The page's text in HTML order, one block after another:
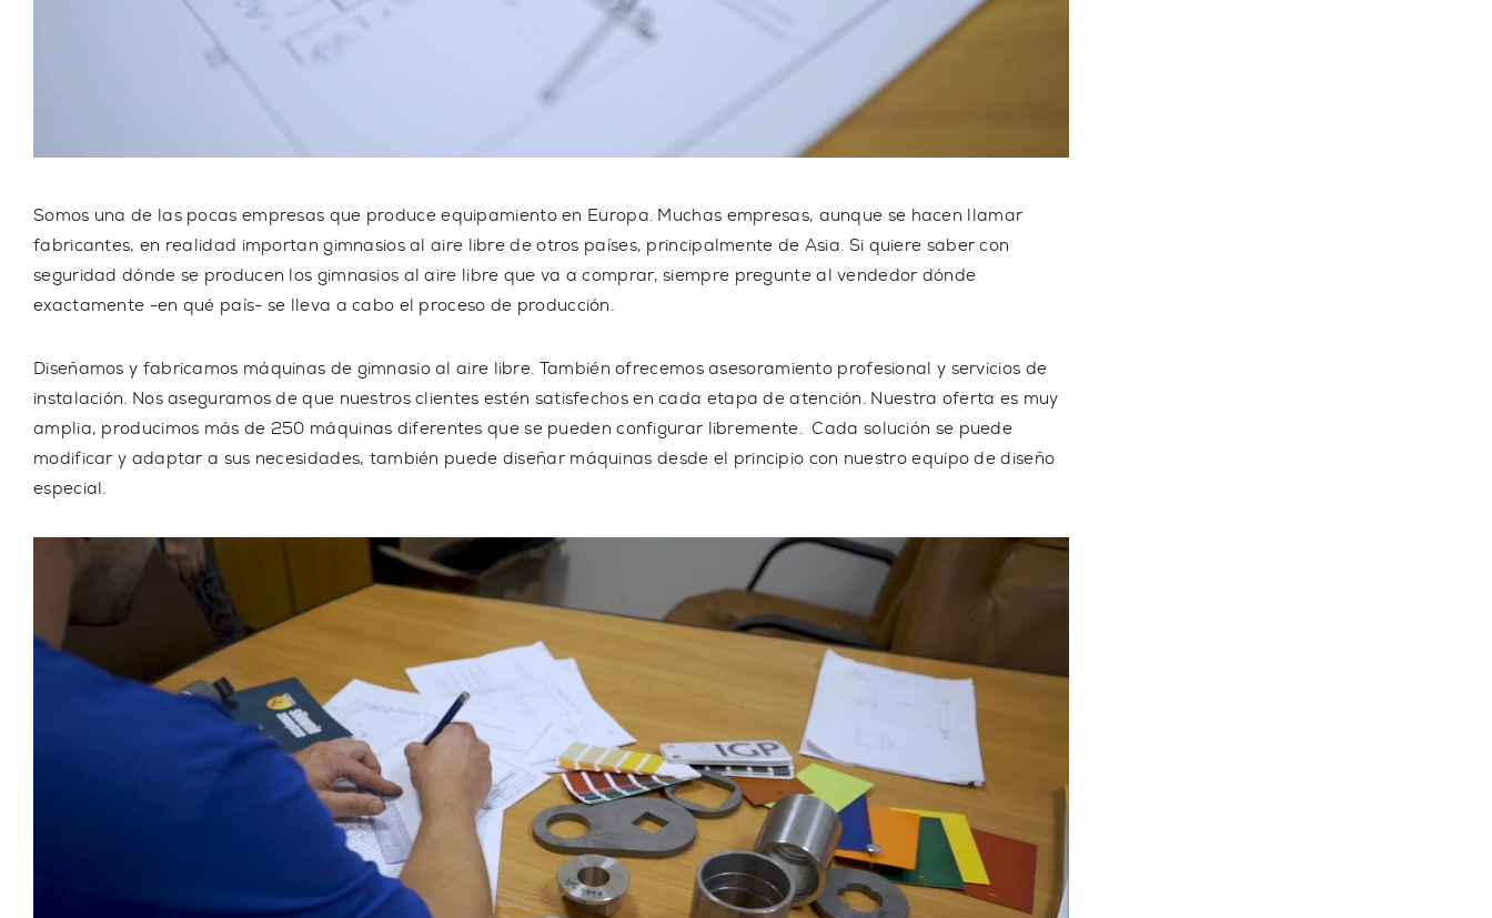
Somos una de las pocas empresas que produce equipamiento en Europa. Muchas empresas, aunque se hacen llamar
fabricantes, en realidad importan gimnasios al aire libre de otros países, principalmente de Asia. Si quiere saber con
seguridad dónde se producen los gimnasios al aire libre que va a comprar, siempre pregunte al vendedor dónde
exactamente -en qué país- se lleva a cabo el proceso de producción.
Diseñamos y fabricamos máquinas de gimnasio al aire libre. También ofrecemos asesoramiento profesional y servicios de
instalación. Nos aseguramos de que nuestros clientes estén satisfechos en cada etapa de atención. Nuestra oferta es muy
amplia, producimos más de 250 máquinas diferentes que se pueden configurar libremente. Cada solución se puede
modificar y adaptar a sus necesidades, también puede diseñar máquinas desde el principio con nuestroequipo de diseño
especial.